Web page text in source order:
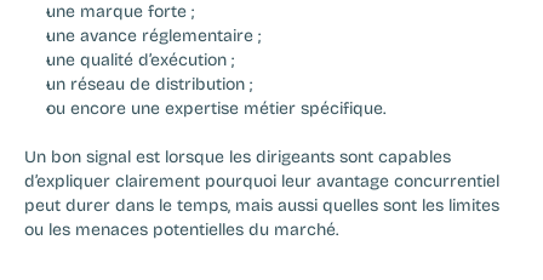
une marque forte ;
une avance réglementaire ;
une qualité d’exécution ;
un réseau de distribution ;
ou encore une expertise métier spécifique.
Un bon signal est lorsque les dirigeants sont capables
d’expliquer clairement pourquoi leur avantage concurrentiel
peut durer dans le temps, mais aussi quelles sont les limites
ou les menaces potentielles du marché.